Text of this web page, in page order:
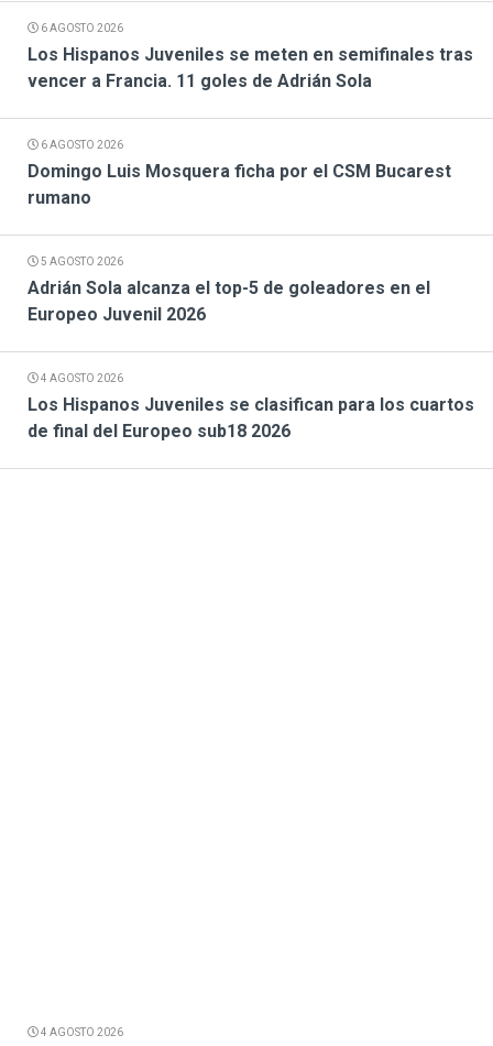
6 AGOSTO 2026
Los Hispanos Juveniles se meten en semifinales tras
vencer a Francia. 11 goles de Adrián Sola
6 AGOSTO 2026
Domingo Luis Mosquera ficha por el CSM Bucarest
rumano
5 AGOSTO 2026
Adrián Sola alcanza el top-5 de goleadores en el
Europeo Juvenil 2026
4 AGOSTO 2026
Los Hispanos Juveniles se clasifican para los cuartos
de final del Europeo sub18 2026
4 AGOSTO 2026